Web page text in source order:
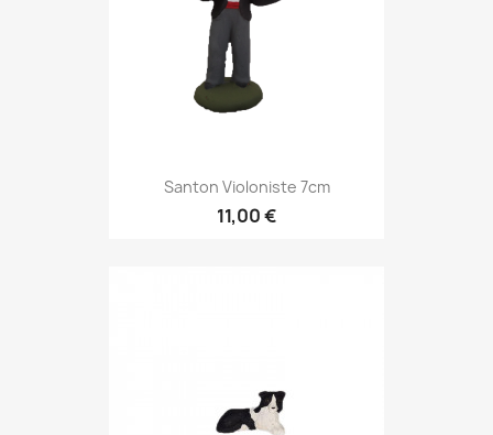
Santon Violoniste 7cm
11,00 €